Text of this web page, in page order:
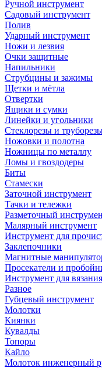
Ручной инструмент
Садовый инструмент
Полив
Ударный инструмент
Ножи и лезвия
Очки защитные
Напильники
Струбцины и зажимы
Щетки и мётла
Отвертки
Ящики и сумки
Линейки и угольники
Стеклорезы и
Ножовки и полотна
Ножницы по металлу
Ломы и гвоздодеры
Биты
Стамески
Заточной инструмент
Тачки и тележки
Разметочный
Малярный инструмент
Инструмент для
Заклепочники
Магнитные
Просекатели и
Инструмент для
Разное
Губцевый инструмент
Молотки
Киянки
Кувалды
Топоры
Кайло
Молоток инженерный